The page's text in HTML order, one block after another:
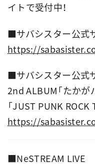
イトで受付中！
■サバシスター公式
https://
■サバシスター公式
2nd ALBUM「たかが
「JUST PUNK ROCK
https://
■NeSTREAM LIVE